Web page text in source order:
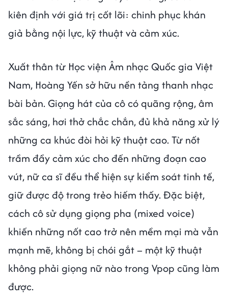
kiên định với giá trị cốt lõi: chinh phục khán
giả bằng nội lực, kỹ thuật và cảm xúc.
Xuất thân từ Học viện Âm nhạc Quốc gia Việt
Nam, Hoàng Yến sở hữu nền tảng thanh nhạc
bài bản. Giọng hát của cô có quãng rộng, âm
sắc sáng, hơi thở chắc chắn, đủ khả năng xử lý
những ca khúc đòi hỏi kỹ thuật cao. Từ nốt
trầm đầy cảm xúc cho đến những đoạn cao
vút, nữ ca sĩ đều thể hiện sự kiểm soát tinh tế,
giữ được độ trong trẻo hiếm thấy. Đặc biệt,
cách cô sử dụng giọng pha (mixed voice)
khiến những nốt cao trở nên mềm mại mà vẫn
mạnh mẽ, không bị chói gắt – một kỹ thuật
không phải giọng nữ nào trong Vpop cũng làm
được.